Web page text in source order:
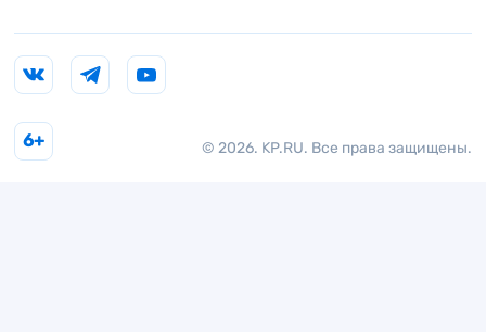
© 2026. KP.RU. Все права защищены.
6+